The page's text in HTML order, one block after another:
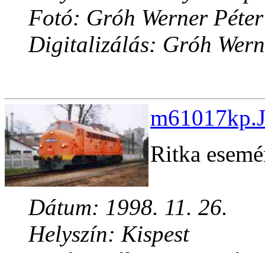
Fotó: Gróh Werner Péter
Digitalizálás: Gróh
Ritka
Dátum: 1998. 11. 26.
Helyszín: Kispest